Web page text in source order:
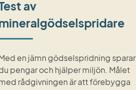
av
en jämn gödselspridning sparar
pengar och hjälper miljön. Målet
rådgivningen är att förebygga